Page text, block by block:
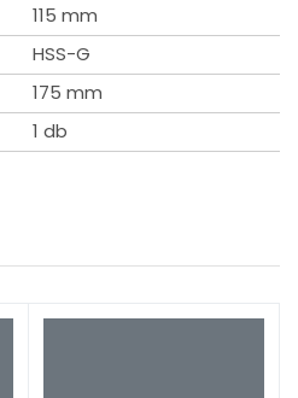
115 mm
HSS-G
175 mm
1 db